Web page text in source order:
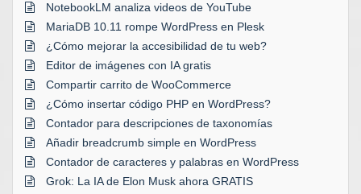
NotebookLM analiza videos de YouTube
MariaDB 10.11 rompe WordPress en Plesk
¿Cómo mejorar la accesibilidad de tu web?
Editor de imágenes con IA gratis
Compartir carrito de WooCommerce
¿Cómo insertar código PHP en WordPress?
Contador para descripciones de taxonomías
Añadir breadcrumb simple en WordPress
Contador de caracteres y palabras en WordPress
Grok: La IA de Elon Musk ahora GRATIS